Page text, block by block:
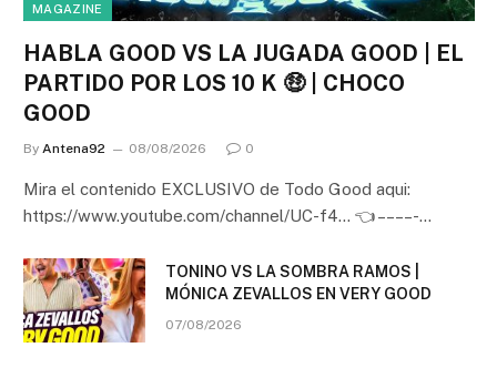
MAGAZINE
HABLA GOOD VS LA JUGADA GOOD | EL
PARTIDO POR LOS 10 K 🤑 | CHOCO
GOOD
By Antena92 08/08/2026 0
Mira el contenido EXCLUSIVO de Todo Good aqui:
https://www.youtube.com/channel/UC-f4… 👈 – – – – -…
TONINO VS LA SOMBRA RAMOS |
MÓNICA ZEVALLOS EN VERY GOOD
07/08/2026